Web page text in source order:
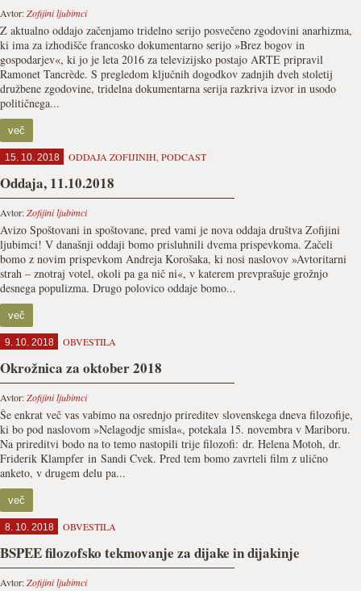
Avtor:Zofijini ljubimci
Z aktualno oddajo začenjamo tridelno serijo posvečeno zgodovini anarhizma,
ki ima za izhodišče francosko dokumentarno serijo »Brez bogov in
gospodarjev«, ki jo je leta 2016 za televizijsko postajo ARTE pripravil
Ramonet Tancrède. S pregledom ključnih dogodkov zadnjih dveh stoletij
družbene zgodovine, tridelna dokumentarna serija razkriva izvor in usodo
političnega...
več
15. 10. 2018 ODDAJA ZOFIJINIH, PODCAST
Oddaja, 11.10.2018
Avtor:Zofijini ljubimci
Avizo Spoštovani in spoštovane, pred vami je nova oddaja društva Zofijini
ljubimci! V današnji oddaji bomo prisluhnili dvema prispevkoma. Začeli
bomo z novim prispevkom Andreja Korošaka, ki nosi naslovov »Avtoritarni
strah – znotraj votel, okoli pa ga nič ni«, v katerem prevprašuje grožnjo
desnega populizma. Drugo polovico oddaje bomo...
več
9. 10. 2018 OBVESTILA
Okrožnica za oktober 2018
Avtor:Zofijini ljubimci
Še enkrat več vas vabimo na osrednjo prireditev slovenskega dneva filozofije,
ki bo pod naslovom »Nelagodje smisla«, potekala 15. novembra v Mariboru.
Na prireditvi bodo na to temo nastopili trije filozofi: dr. Helena Motoh, dr.
Friderik Klampfer in Sandi Cvek. Pred tem bomo zavrteli film z ulično
anketo, v drugem delu pa...
več
8. 10. 2018 OBVESTILA
BSPEE filozofsko tekmovanje za dijake in dijakinje
Avtor:Zofijini ljubimci